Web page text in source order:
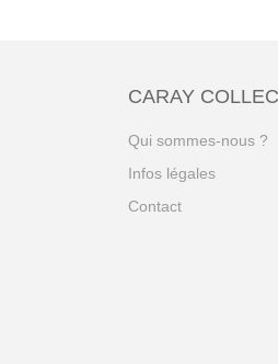
CARAY
Qui sommes-nous ?
Infos légales
Contact